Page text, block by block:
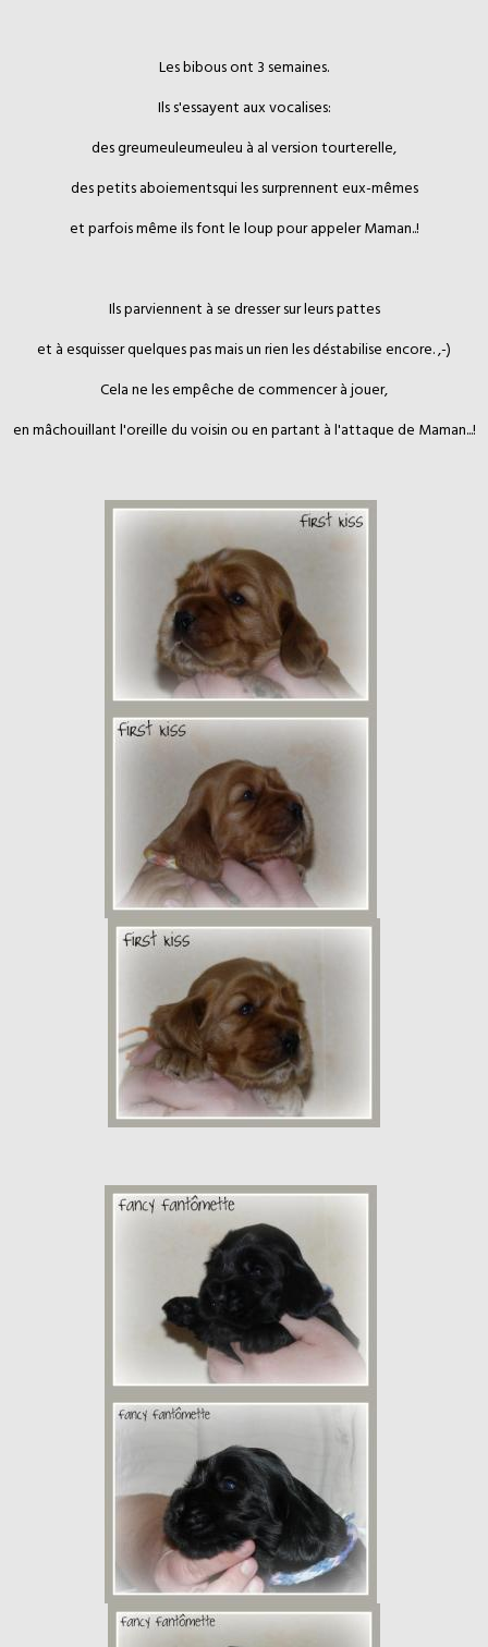
Les bibous ont 3 semaines.
Ils s'essayent aux vocalises:
des greumeuleumeuleu à al version tourterelle,
des petits aboiementsqui les surprennent eux-mêmes
et parfois même ils font le loup pour appeler Maman..!
Ils parviennent à se dresser sur leurs pattes
et à esquisser quelques pas mais un rien les déstabilise encore. ,-)
Cela ne les empêche de commencer à jouer,
en mâchouillant l'oreille du voisin ou en partant à l'attaque de Maman...!